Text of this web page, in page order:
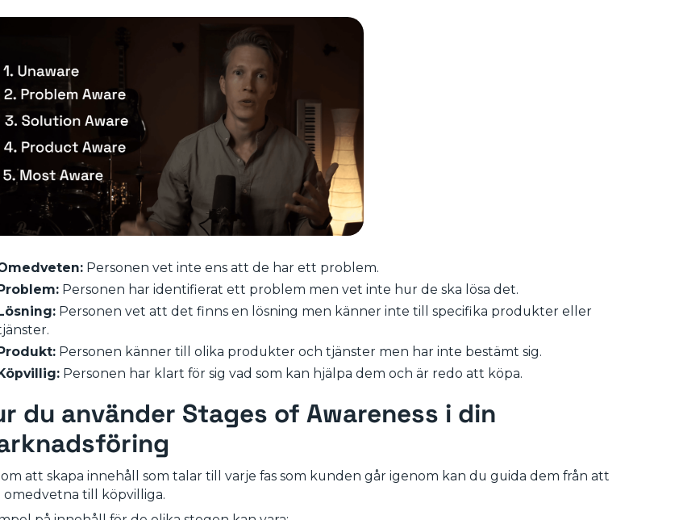
Personen vet inte ens att de har ett problem.
Problem: Personen har identifierat ett problem men vet inte hur de ska lösa det.
Lösning: Personen vet att det finns en lösning men känner inte till specifika produkter eller
Produkt: Personen känner till olika produkter och tjänster men har inte bestämt sig.
Personen har klart för sig vad som kan hjälpa dem och är redo att köpa.
du använder Stages of Awareness i din
att skapa innehåll som talar till varje fas som kunden går igenom kan du guida dem från att
omedvetna till köpvilliga.